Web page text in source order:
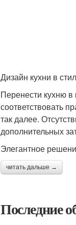
Дизайн кухни в
Перенести кухню
соответствовать
так далее.
дополнительных
Элегантное
читать дальше →
Последние